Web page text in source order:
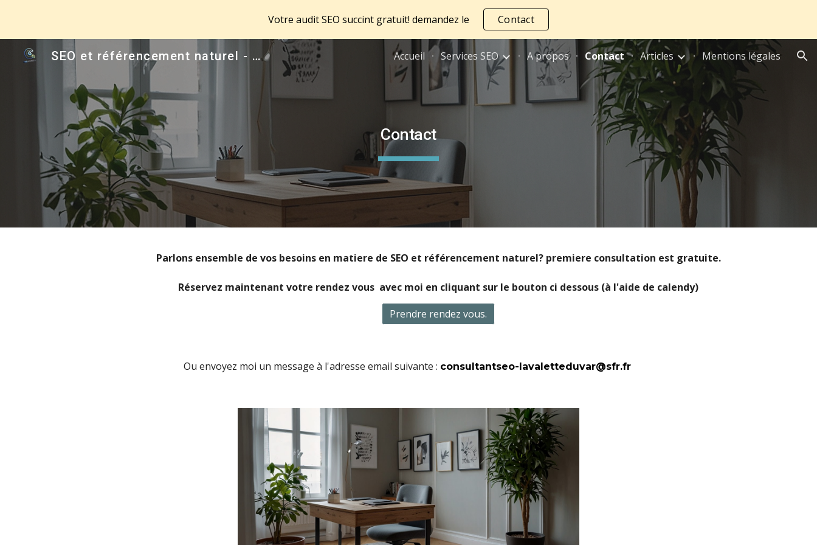
Skip to main content Skip to navigation
Votre audit SEO succint gratuit! demandez le Contact
SEO et référencement naturel - Freelance spécialiste SEO local Accueil Services SEO A propos Contact Articles Mentions légales
Contact
Parlons ensemble de vos besoins en matiere de SEO et référencement naturel? premiere consultation est gratuite.
Réservez maintenant votre rendez vous avec moi en cliquant sur le bouton ci dessous (à l'aide de calendy)
Prendre rendez vous.
Ou envoyez moi un message à l'adresse email suivante : consultantseo-lavaletteduvar@sfr.fr